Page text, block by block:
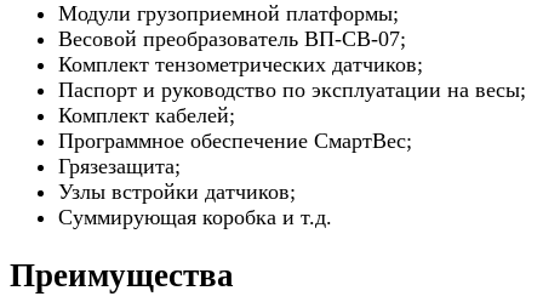
Модули грузоприемной платформы;
Весовой преобразователь ВП-СВ-07;
Комплект тензометрических датчиков;
Паспорт и руководство по эксплуатации на весы;
Комплект кабелей;
Программное обеспечение СмартВес;
Грязезащита;
Узлы встройки датчиков;
Суммирующая коробка и т.д.
Преимущества